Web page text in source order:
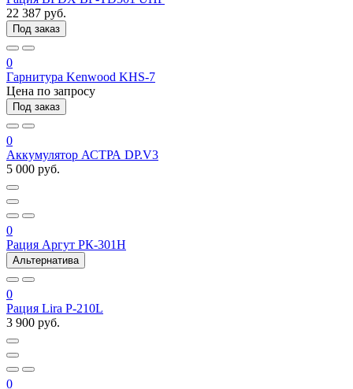
22 387 руб.
Под заказ
0
Гарнитура Kenwood KHS-7
Цена по запросу
Под заказ
0
Аккумулятор АСТРА DP.V3
5 000 руб.
0
Рация Аргут РК-301Н
Альтернатива
0
Рация Lira P-210L
3 900 руб.
0